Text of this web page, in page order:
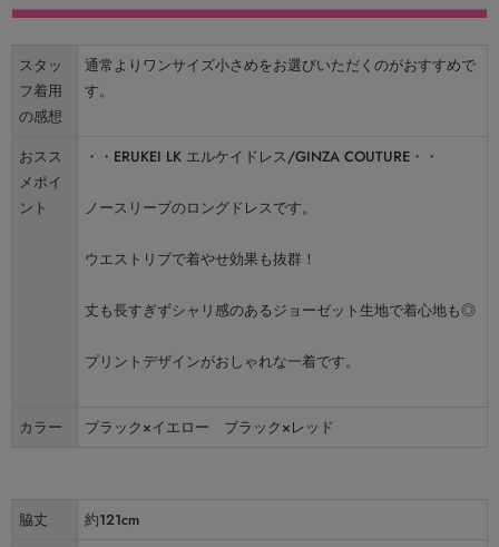
スタッ
フ着用
の感想
通常よりワンサイズ小さめをお選びいただくのがおすすめで
す。
おスス
メポイ
ント
・・ERUKEI LK エルケイドレス/GINZA COUTURE・・
ノースリーブのロングドレスです。
ウエストリブで着やせ効果も抜群！
丈も長すぎずシャリ感のあるジョーゼット生地で着心地も◎
プリントデザインがおしゃれな一着です。
カラー ブラック×イエロー ブラック×レッド
脇丈
約121cm